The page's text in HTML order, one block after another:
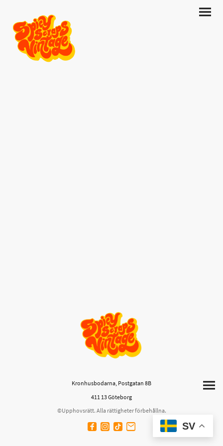
Kronhusbodarna, Postgatan 8B
411 13 Göteborg
©Upphovsrätt. Alla rättigheter förbehållna.
SV